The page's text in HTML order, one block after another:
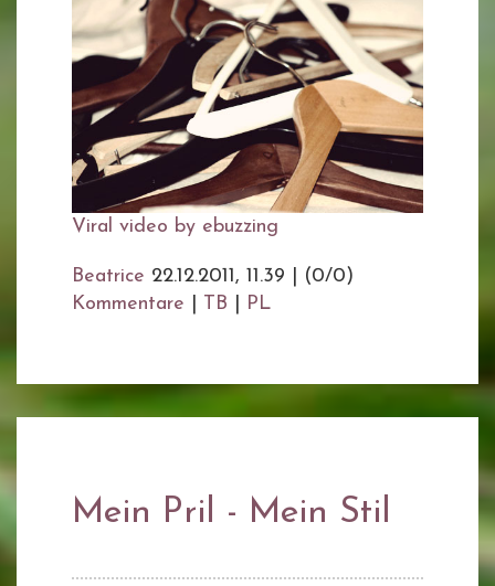
Viral video by ebuzzing
Beatrice 22.12.2011, 11.39
(0/0)
Kommentare
TB PL
Mein Pril - Mein Stil